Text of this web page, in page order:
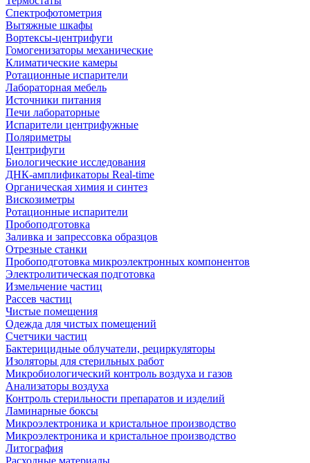
Спектрофотометрия
Вытяжные шкафы
Вортексы-центрифуги
Гомогенизаторы механические
Климатические камеры
Ротационные испарители
Лабораторная мебель
Источники питания
Печи лабораторные
Испарители центрифужные
Поляриметры
Центрифуги
Биологические исследования
ДНК-амплификаторы Real-time
Органическая химия и синтез
Вискозиметры
Ротационные испарители
Пробоподготовка
Заливка и запрессовка образцов
Отрезные станки
Пробоподготовка микроэлектронных компонентов
Электролитическая подготовка
Измельчение частиц
Рассев частиц
Чистые помещения
Одежда для чистых помещений
Счетчики частиц
Бактерицидные облучатели, рециркуляторы
Изоляторы для стерильных работ
Микробиологический контроль воздуха и газов
Анализаторы воздуха
Контроль стерильности препаратов и изделий
Ламинарные боксы
Микроэлектроника и кристальное производство
Микроэлектроника и кристальное производство
Литография
Расходные материалы